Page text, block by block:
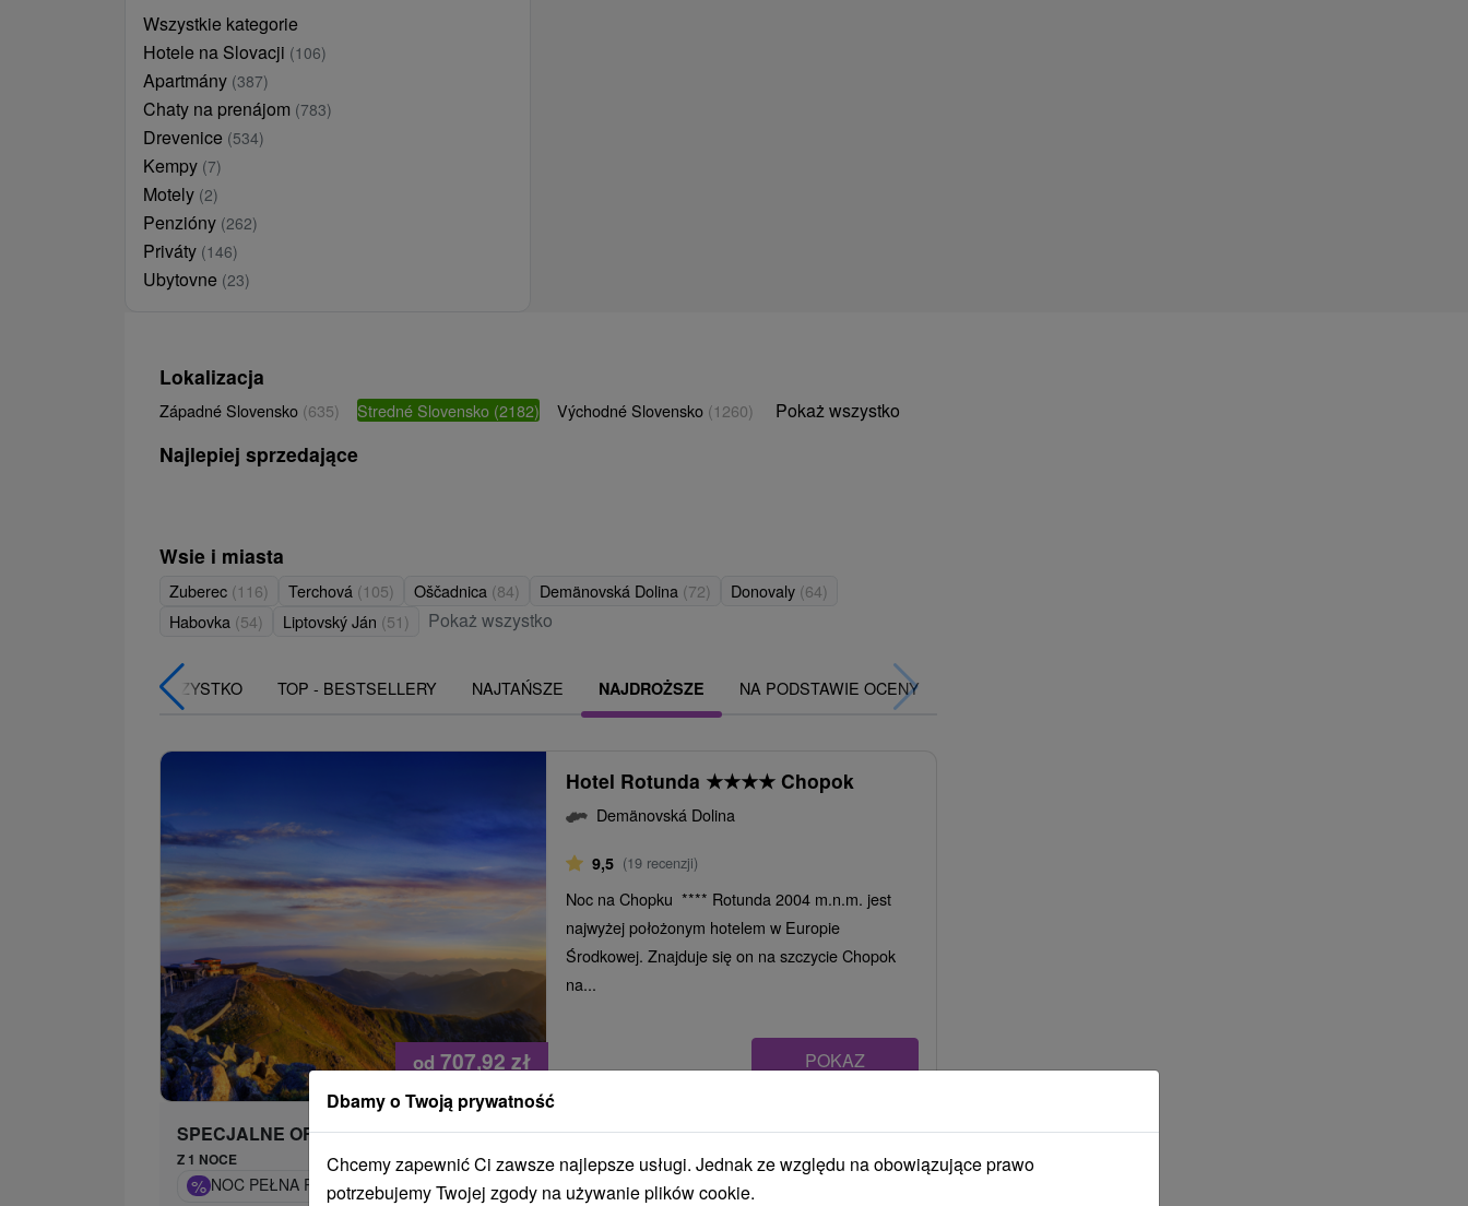
Wszystkie kategorie
Hotele na Slovacji (106)
Apartmány (387)
Chaty na prenájom (783)
Drevenice (534)
Kempy (7)
Motely (2)
Penzióny (262)
Priváty (146)
Ubytovne (23)
Lokalizacja
Západné Slovensko (635) Stredné Slovensko (2182) Východné Slovensko (1260) Pokaż wszystko
Najlepiej sprzedające
Wsie i miasta
Zuberec (116) Terchová (105) Oščadnica (84) Demänovská Dolina (72) Donovaly (64)
Habovka (54) Liptovský Ján (51) Pokaż wszystko
WSZYSTKO TOP - BESTSELLERY NAJTAŃSZE NAJDROŻSZE NA PODSTAWIE OCENY
od 707,92 zł
Hotel Rotunda ★★★★ Chopok
Demänovská Dolina
9,5 (19 recenzji)
Noc na Chopku **** Rotunda 2004 m.n.m. jest
najwyżej położonym hotelem w Europie
Środkowej. Znajduje się on na szczycie Chopok
na...
POKAZ
SPECJALNE OFERTY
Z 1 NOCE
% NOC PEŁNA PRZYGÓD NA SZCZYCIE CHOPOKA: 4-DANIOWA KOLACJA, PROSECCO, KOLEJKI LINOWE I PARKI WODNE W CENIE
Dbamy o Twoją prywatność
Chcemy zapewnić Ci zawsze najlepsze usługi. Jednak ze względu na obowiązujące prawo
potrzebujemy Twojej zgody na używanie plików cookie.